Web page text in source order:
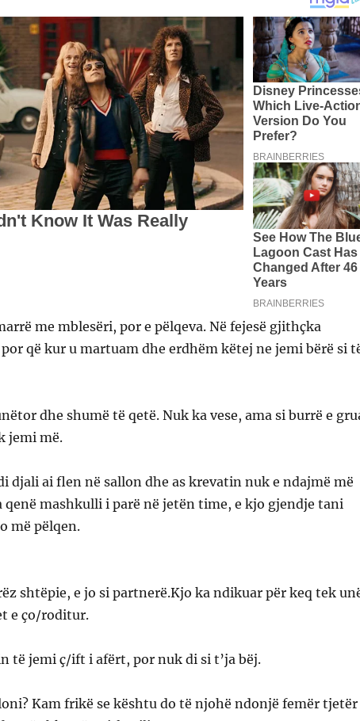
me mblesëri, por e pëlqeva. Në fejesë gjithçka
që kur u martuam dhe erdhëm këtej ne jemi bërë si
dhe shumë të qetë. Nuk ka vese, ama si burrë e
jemi më.
djali ai flen në sallon dhe as krevatin nuk e ndajmë më
qenë mashkulli i parë në jetën time, e kjo gjendje tani
më pëlqen.
shtëpie, e jo si partnerë.Kjo ka ndikuar për keq tek
e ço/roditur.
të jemi ç/ift i afërt, por nuk di si t’ja bëj.
Kam frikë se kështu do të njohë ndonjë femër tjetër